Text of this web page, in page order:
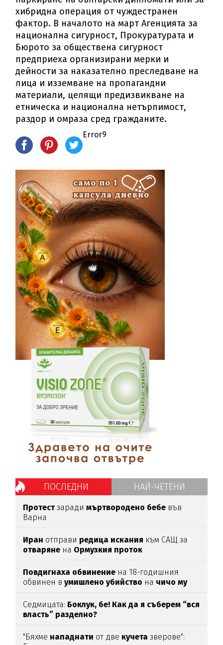
хибридна операция от чуждестранен
фактор. В началото на март Агенцията за
национална сигурност, Прокуратурата и
Бюрото за обществена сигурност
предприеха организирани мерки и
дейности за наказателно преследване на
лица и изземване на пропагандни
материали, целящи предизвикване на
етническа и национална нетърпимост,
раздор и омраза сред гражданите.
Error9
ПОСЛЕДНИ НАЙ-ЧЕТЕНИ
Протестзарадимъртвородено бебе във
Варна
Иран отправи редица искания към САЩ за
отваряне на Ормузкия проток
Повдигнаха обвинение на 18-годишния
обвинен вумишлено убийство на чичо му
Седмицата: Боклук, бе! Как да я съберем “вся
власть” разделно?
"Бяхме нападнати от две кучета зверове":